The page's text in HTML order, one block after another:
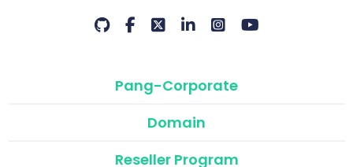
Pang-Corporate
Domain
Reseller Program